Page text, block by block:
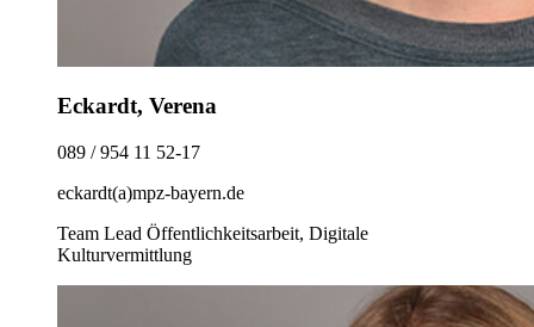
Eckardt, Verena
089 / 954 11 52-17
eckardt(a)mpz-bayern.de
Team Lead Öffentlichkeitsarbeit, Digitale
Kulturvermittlung